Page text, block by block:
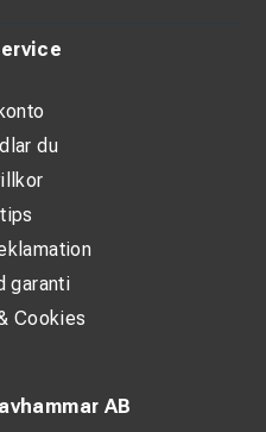
för tuffa tag.
liter)
AB
du
garanti
Cookies